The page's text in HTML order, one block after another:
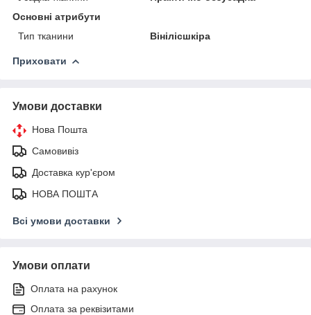
Основні атрибути
Тип тканини
Вінілісшкіра
Приховати
Умови доставки
Нова Пошта
Самовивіз
Доставка кур'єром
НОВА ПОШТА
Всі умови доставки
Умови оплати
Оплата на рахунок
Оплата за реквізитами